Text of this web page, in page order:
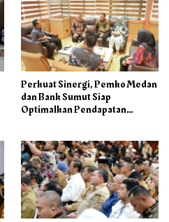
Perkuat Sinergi, Pemko Medan
dan Bank Sumut Siap
Optimalkan Pendapatan